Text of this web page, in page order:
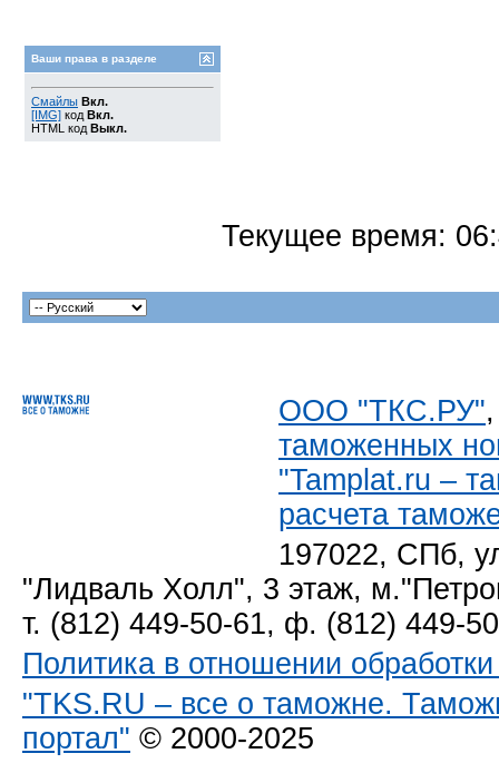
Ваши права в разделе
Смайлы Вкл.
[IMG] код Вкл.
HTML код Выкл.
Текущее время:
ООО "ТКС.РУ"
таможенных
"Tamplat.ru –
расчета
197022, СПб,
"Лидваль Холл", 3 этаж,
т. (812) 449-50-61, ф. (812) 449-
Политика в отношении
"TKS.RU – все о таможне.
портал" © 2000-2025